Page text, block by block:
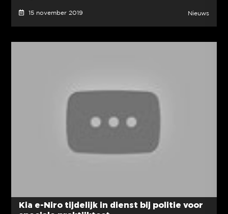
15 november 2019 Nieuws
Kia e-Niro tijdelijk in dienst bij politie voor